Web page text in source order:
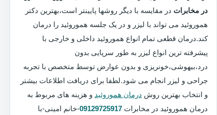
در مخابرات در مقایسه با دیگر روشها پایینتر است،بهترین دکتر
هموروئید می تواند با لیزر و در یک جلسه هموروئید را درمان
کند.درمان قطعی تمام انواع هموروئید داخلی و خارجی با
پیشرفته ترین انواع لیزر به طور سرپایی بدون
درد،بیهوشی،خونریزی و بدون عوارض توسط متخصص با تجربه
جراحی و لیزر انجام می شود.لطفا برای دریافت اطلاعات بیشتر
و انتخاب بهترین روش درمان هموروئید و هزینه های مربوط به
درمان هموروئید در مخابرات 09129725917-خانم امینی-با